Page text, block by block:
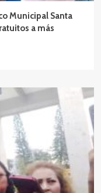
Municipal Santa
a más